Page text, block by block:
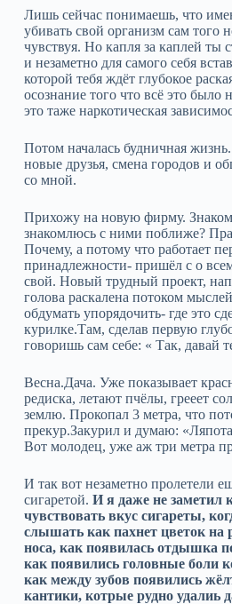
Лишь сейчас понимаешь, что
убивать свой организм сам того
чувствуя. Но капля за каплей ты
и незаметно для самого себя
которой тебя ждёт глубокое
осознание того что всё это было
это таже наркотическая
Потом началась будничная жизнь.
новые друзья, смена городов и
со мной.
Прихожу на новую фирму.
знакомлюсь с ними поближе?
Почему, а потому что работает
принадлежности- пришёл с о
свой. Новый трудный проект,
голова раскалена потоком
обдумать упорядочить- где это
курилке.Там, сделав первую
говоришь сам себе: « Так, давай
Весна.Дача. Уже показывает
редиска, летают пчёлы, грееет
землю. Прокопал 3 метра, что
прекур.Закурил и думаю:
Вот молодец, уже аж три метра
И так вот незаметно пролетели
сигаретой. И я даже не заметил
чувствовать вкус сигареты,
слышать как пахнет цветок на
носа, как появилась отдышка
как появились головные боли
как между зубов появились
кантики, котрые рудно удалиь